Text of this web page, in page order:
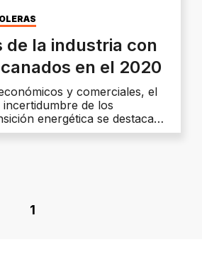
de la industria con
en el 2020
y comerciales, el
de los
energética se destacan
La proyección del
1